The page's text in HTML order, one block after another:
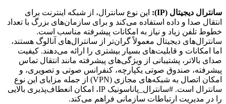
سانترال دیجیتال (IP):
این نوع سانترال، از شبکه اینترنت برای
انتقال صدا و داده استفاده می‌کند و برای سازمان‌های بزرگ با تعداد
خطوط تلفن زیاد و نیاز به امکانات پیشرفته مناسب است.
سانترال‌های دیجیتال معمولاً گران‌تر از سانترال‌های آنالوگ هستند،
اما امکانات و قابلیت‌های بسیار بیشتری را ارائه می‌دهند. کیفیت
صدای بالاتر، پشتیبانی از ویژگی‌های پیشرفته مانند انتقال تماس
پیشرفته، صندوق صوتی یکپارچه، کنفرانس صوتی و تصویری، و
امکان اتصال به شبکه‌های مجازی (VPN) از جمله مزایای این نوع
سانترال است. #سانترال_پاناسونیک IP، امکان انعطاف‌پذیری بالایی
را در مدیریت ارتباطات سازمانی فراهم می‌کند.